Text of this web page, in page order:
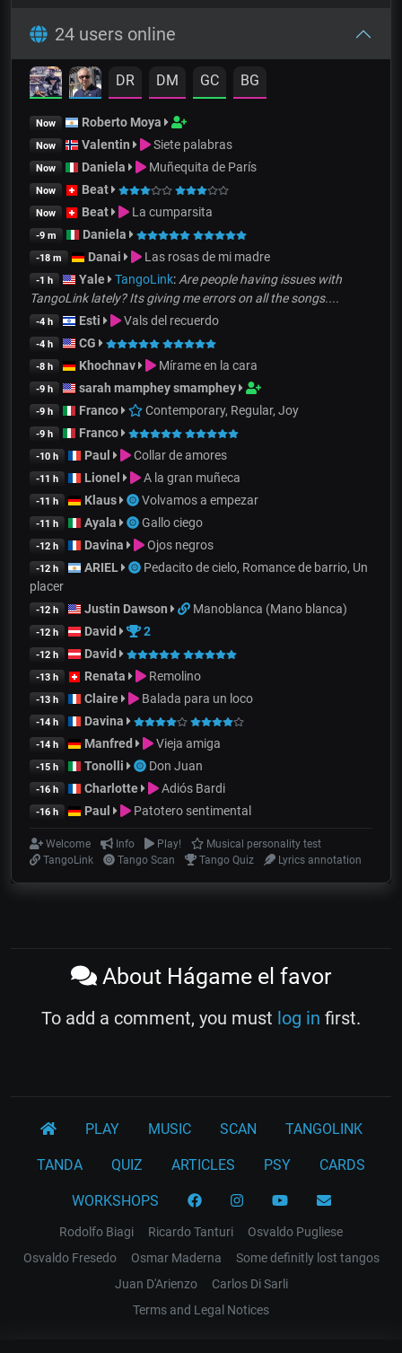
24 users online
DR DM GC BG
Now Roberto Moya
Now Valentin Siete palabras
Now Daniela Muñequita de París
Now Beat
Now Beat La cumparsita
-9 m Daniela
-18 m Danai Las rosas de mi madre
-1 h Yale TangoLink: Are people having issues with
TangoLink lately? Its giving me errors on all the songs....
-4 h Esti Vals del recuerdo
-4 h CG
-8 h Khochnav Mírame en la cara
-9 h sarah mamphey smamphey
-9 h Franco Contemporary, Regular, Joy
-9 h Franco
-10 h Paul Collar de amores
-11 h Lionel A la gran muñeca
-11 h Klaus Volvamos a empezar
-11 h Ayala Gallo ciego
-12 h Davina Ojos negros
-12 h ARIEL
Pedacito de cielo, Romance de barrio, Un
placer
-12 h Justin Dawson Manoblanca (Mano blanca)
-12 h David 2
-12 h David
-13 h Renata Remolino
-13 h Claire Balada para un loco
-14 h Davina
-14 h Manfred Vieja amiga
-15 h Tonolli Don Juan
-16 h Charlotte Adiós Bardi
-16 h Paul Patotero sentimental
Welcome Info Play!
Musical personality test
TangoLink
Tango Scan Tango Quiz Lyrics annotation
About Hágame el favor
To add a comment, you must log in first.
PLAY MUSIC SCAN TANGOLINK
TANDA QUIZ ARTICLES PSY CARDS
WORKSHOPS
Rodolfo Biagi Ricardo Tanturi
Osvaldo Pugliese
Osvaldo Fresedo
Osmar Maderna
Some definitly lost tangos
Juan D'Arienzo
Carlos Di Sarli
Terms and Legal Notices